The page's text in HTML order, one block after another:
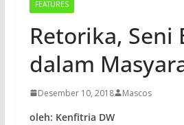
FEATURES
Retorika,
dalam
Desember 10, 2018 Mascos
oleh: Kenfitria DW